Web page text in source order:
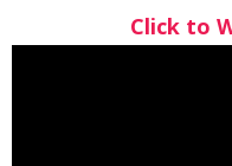
Click to